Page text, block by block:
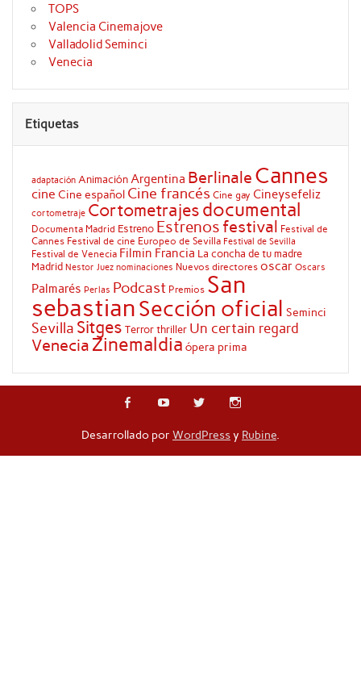
TOPS
Valencia Cinemajove
Valladolid Seminci
Venecia
Etiquetas
adaptación AnimaciónArgentina Berlinale Cannes
cine Cine español Cine francés Cine gay Cineysefeliz
cortometraje Cortometrajes documental
Documenta Madrid Estreno Estrenos festival Festival de
Cannes Festival de cine Europeo de Sevilla Festival de Sevilla
Festival de Venecia Filmin Francia La concha de tu madre
Madrid Nestor Juez nominaciones Nuevos directores oscar Oscars
Palmarés Perlas Podcast Premios San
sebastianSección oficial Seminci
Sevilla Sitges Terrorthriller Un certain regard
Venecia Zinemaldia ópera prima
Desarrollado por WordPressy Rubine